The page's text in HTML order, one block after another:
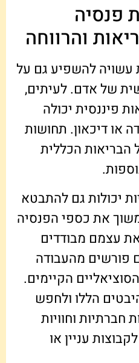
פנסיה
והרווחה
להשפיע גם על
של אדם. לעיתים,
פיננסית יכולה
או דיכאון. תחושות
הבריאות הכללית
יכולות גם להתבטא
את כספי הפנסיה
עצמם מבודדים
פורשים מהעבודה
הקיימים.
הללו ולחפש
וחוויות
עניין או